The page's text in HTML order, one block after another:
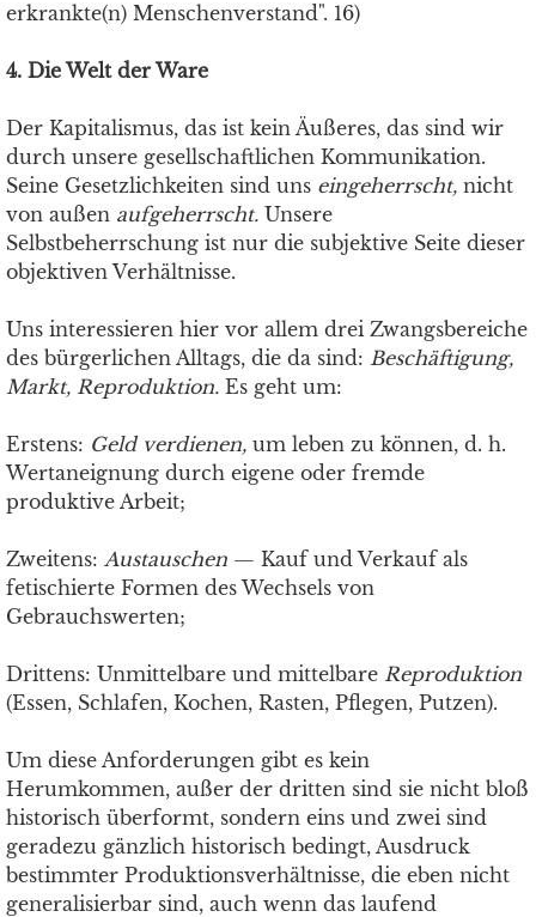
erkrankte(n) Menschenverstand". 16)
4. Die Welt der Ware
Der Kapitalismus, das ist kein Äußeres, das sind wir
durch unsere gesellschaftlichen Kommunikation.
Seine Gesetzlichkeiten sind uns eingeherrscht, nicht
von außen aufgeherrscht. Unsere
Selbstbeherrschung ist nur die subjektive Seite dieser
objektiven Verhältnisse.
Uns interessieren hier vor allem drei Zwangsbereiche
des bürgerlichen Alltags, die da sind: Beschäftigung,
Markt, Reproduktion. Es geht um:
Erstens: Geld verdienen, um leben zu können, d. h.
Wertaneignung durch eigene oder fremde
produktive Arbeit;
Zweitens: Austauschen — Kauf und Verkauf als
fetischierte Formen des Wechsels von
Gebrauchswerten;
Drittens: Unmittelbare und mittelbare Reproduktion
(Essen, Schlafen, Kochen, Rasten, Pflegen, Putzen).
Um diese Anforderungen gibt es kein
Herumkommen, außer der dritten sind sie nicht bloß
historisch überformt, sondern eins und zwei sind
geradezu gänzlich historisch bedingt, Ausdruck
bestimmter Produktionsverhältnisse, die eben nicht
generalisierbar sind, auch wenn das laufend